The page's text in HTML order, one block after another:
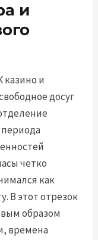
и
и
досуг
четко
как
В этот отрезок
образом
времена